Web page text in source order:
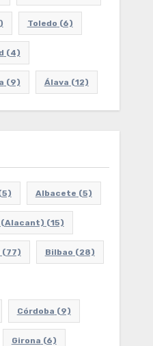
Toledo (6)
(4)
(9) Álava (12)
Albacete (5)
(15)
(77) Bilbao (28)
Córdoba (9)
Girona (6)